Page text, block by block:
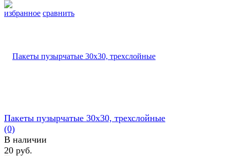
избранное сравнить
Пакеты пузырчатые 30х30, трехслойные
(0)
В наличии
20 руб.